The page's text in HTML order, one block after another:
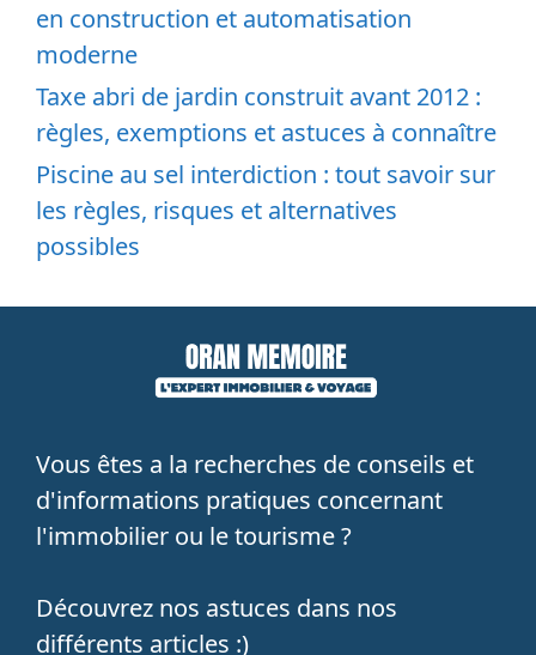
en construction et automatisation
moderne
Taxe abri de jardin construit avant 2012 :
règles, exemptions et astuces à connaître
Piscine au sel interdiction : tout savoir sur
les règles, risques et alternatives
possibles
Vous êtes a la recherches de conseils et
d'informations pratiques concernant
l'immobilier ou le tourisme ?
Découvrez nos astuces dans nos
différents articles :)